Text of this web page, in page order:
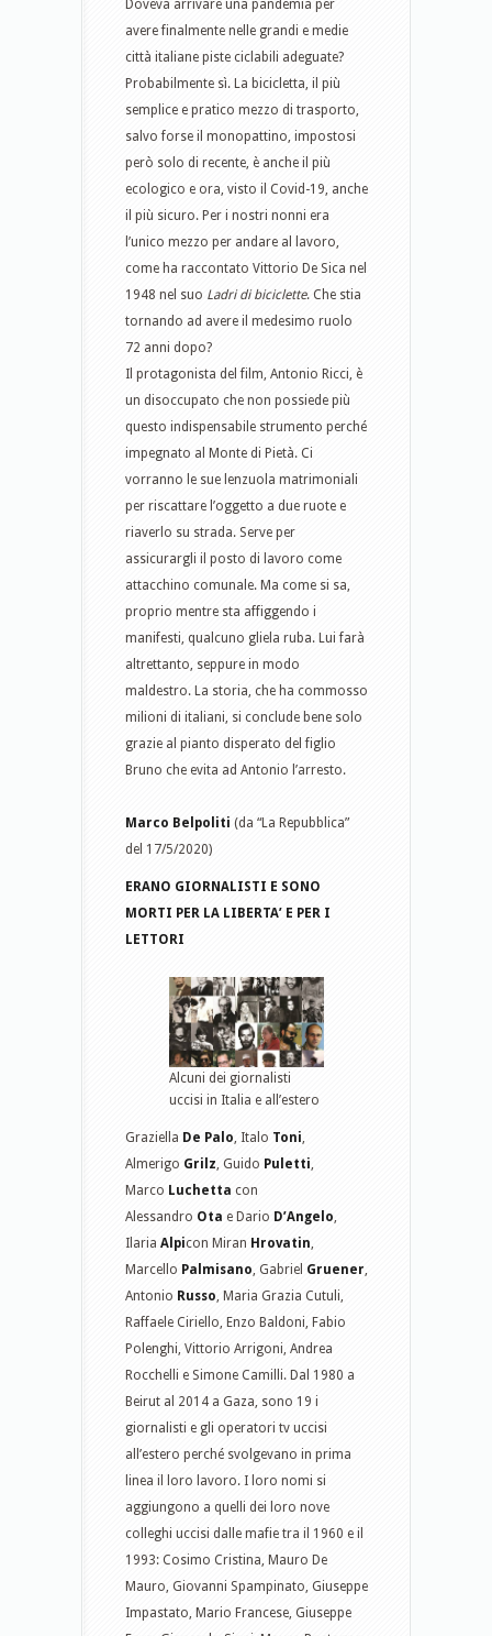
Doveva arrivare una pandemia per
avere finalmente nelle grandi e medie
città italiane piste ciclabili adeguate?
Probabilmente sì. La bicicletta, il più
semplice e pratico mezzo di trasporto,
salvo forse il monopattino, impostosi
però solo di recente, è anche il più
ecologico e ora, visto il Covid-19, anche
il più sicuro. Per i nostri nonni era
l’unico mezzo per andare al lavoro,
come ha raccontato Vittorio De Sica nel
1948 nel suo Ladri di biciclette. Che stia
tornando ad avere il medesimo ruolo
72 anni dopo?
Il protagonista del film, Antonio Ricci, è
un disoccupato che non possiede più
questo indispensabile strumento perché
impegnato al Monte di Pietà. Ci
vorranno le sue lenzuola matrimoniali
per riscattare l’oggetto a due ruote e
riaverlo su strada. Serve per
assicurargli il posto di lavoro come
attacchino comunale. Ma come si sa,
proprio mentre sta affiggendo i
manifesti, qualcuno gliela ruba. Lui farà
altrettanto, seppure in modo
maldestro. La storia, che ha commosso
milioni di italiani, si conclude bene solo
grazie al pianto disperato del figlio
Bruno che evita ad Antonio l’arresto.
Marco Belpoliti (da “La Repubblica”
del 17/5/2020)
ERANO GIORNALISTI E SONO
MORTI PER LA LIBERTA’ E PER I
LETTORI
Alcuni dei giornalisti
uccisi in Italia e all’estero
Graziella De Palo , Italo Toni
Almerigo Grilz , Guido Puletti
Marco Luchetta con
Alessandro Ota e Dario D’Angelo
Ilaria Alpicon Miran Hrovatin
Marcello Palmisano , Gabriel Gruener
Antonio Russo , Maria Grazia Cutuli,
Raffaele Ciriello, Enzo Baldoni, Fabio
Polenghi, Vittorio Arrigoni, Andrea
Rocchelli e Simone Camilli. Dal 1980 a
Beirut al 2014 a Gaza, sono 19 i
giornalisti e gli operatori tv uccisi
all’estero perché svolgevano in prima
linea il loro lavoro. I loro nomi si
aggiungono a quelli dei loro nove
colleghi uccisi dalle mafie tra il 1960 e il
1993: Cosimo Cristina, Mauro De
Mauro, Giovanni Spampinato, Giuseppe
Impastato, Mario Francese, Giuseppe